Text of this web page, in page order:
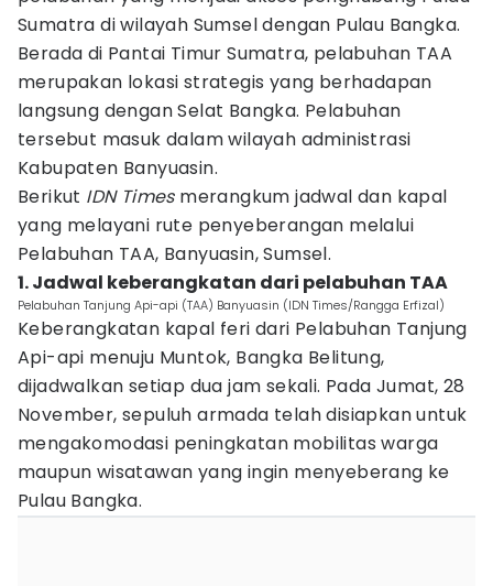
Sumatra di wilayah Sumsel dengan Pulau Bangka.
Berada di Pantai Timur Sumatra, pelabuhan TAA
merupakan lokasi strategis yang berhadapan
langsung dengan Selat Bangka. Pelabuhan
tersebut masuk dalam wilayah administrasi
Kabupaten Banyuasin.
Berikut IDN Times merangkum jadwal dan kapal
yang melayani rute penyeberangan melalui
Pelabuhan TAA, Banyuasin, Sumsel.
1. Jadwal keberangkatan dari pelabuhan TAA
Pelabuhan Tanjung Api-api (TAA) Banyuasin (IDN Times/Rangga Erfizal)
Keberangkatan kapal feri dari Pelabuhan Tanjung
Api-api menuju Muntok, Bangka Belitung,
dijadwalkan setiap dua jam sekali. Pada Jumat, 28
November, sepuluh armada telah disiapkan untuk
mengakomodasi peningkatan mobilitas warga
maupun wisatawan yang ingin menyeberang ke
Pulau Bangka.